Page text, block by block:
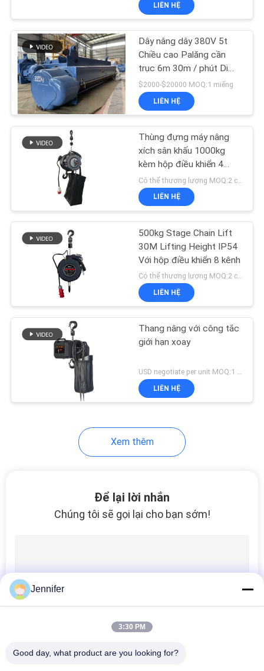
SƠ
ĐỒ
TRANG
WEB
CHÍNH
SÁCH
Tời điện
Cầu trục trên cao
32
Khung cuối
Bộ dụng cụ cầu trục
cần cẩu
LIÊN HỆ
Dây nâng dây 380V 5t
Chiều cao Palăng cần
trục 6m 30m / phút Di
chuyển
$2000-$20000 MOQ:1 miếng
LIÊN HỆ
Thùng đựng máy nâng
xích sân khấu 1000kg
kèm hộp điều khiển 4
kênh
LIÊN HỆ
500kg Stage Chain Lift
30M Lifting Height IP54
Với hộp điều khiển 8 kênh
Có thể thương lượng MOQ:2 chiếc
LIÊN HỆ
Thang nâng với công tắc
giới hạn xoay
USD negotiate per unit MOQ:1 đơn vị
LIÊN HỆ
Xem thêm
Để lại lời nhắn
Chúng tôi sẽ gọi lại cho bạn sớm!
Jennifer
3:30 PM
Good day, what product are you looking for?